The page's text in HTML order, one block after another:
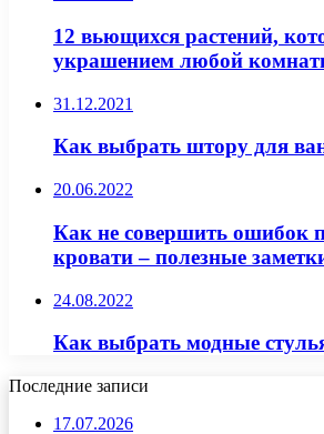
12 вьющихся растений,
украшением любой
31.12.2021
Как выбрать штору для
20.06.2022
Как не совершить ошибок
кровати – полезные
24.08.2022
Как выбрать модные
Последние записи
17.07.2026